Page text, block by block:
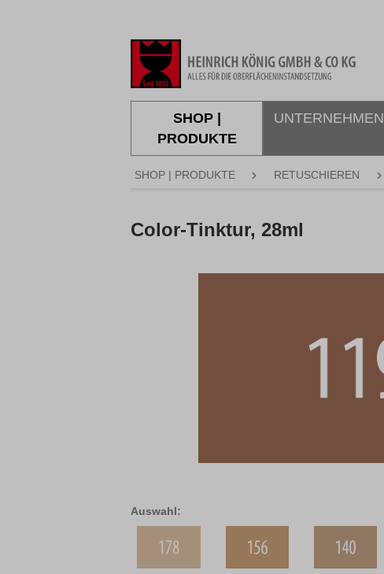
SHOP |
PRODUKTE
UNTERNEHMEN
SHOP | PRODUKTE RETUSCHIEREN
Color-Tinktur, 28ml
Auswahl: